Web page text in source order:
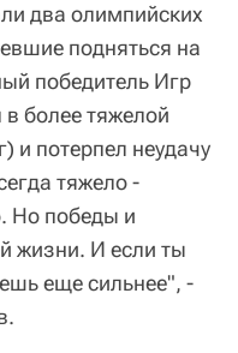
два олимпийских
подняться на
победитель Игр
более тяжелой
и потерпел неудачу
тяжело -
Но победы и
жизни. И если ты
еще сильнее", -